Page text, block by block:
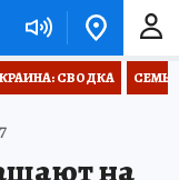
СВОДКА
на